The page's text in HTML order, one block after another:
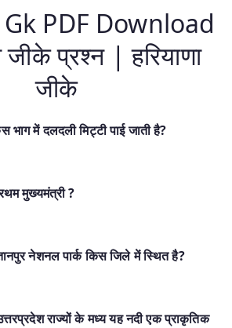
PDF Download
जीके प्रश्न | हरियाणा
जीके
भाग में दलदली मिट्टी पाई जाती है?
मुख्यमंत्री ?
नेशनल पार्क किस जिले में स्थित है?
राज्यों के मध्य यह नदी एक प्राकृतिक